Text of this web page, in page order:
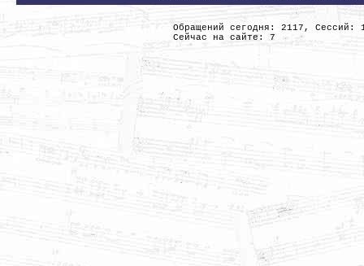
Обращений сегодня: 2117, Сессий:
Сейчас на сайте: 7